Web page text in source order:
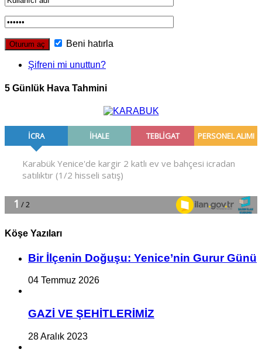
Beni hatırla
Şifreni mi unuttun?
5 Günlük Hava Tahmini
Köşe Yazıları
Bir İlçe­nin Do­ğu­şu: Ye­ni­ce’nin Gurur Günü
04 Temmuz 2026
GAZİ VE ŞEHİTLERİMİZ
28 Aralık 2023